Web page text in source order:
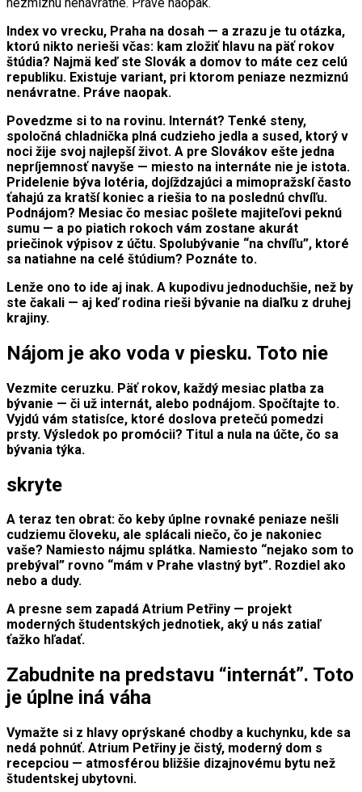
Index vo vrecku, Praha na dosah — a zrazu je tu otázka,
ktorú nikto nerieši včas: kam zložiť hlavu na päť rokov
štúdia? Najmä keď ste Slovák a domov to máte cez celú
republiku. Existuje variant, pri ktorom peniaze nezmiznú
nenávratne. Práve naopak.
Povedzme si to na rovinu. Internát? Tenké steny,
spoločná chladnička plná cudzieho jedla a sused, ktorý v
noci žije svoj najlepší život. A pre Slovákov ešte jedna
nepríjemnosť navyše — miesto na internáte nie je istota.
Pridelenie býva lotéria, dojíždzajúci a mimopražskí často
ťahajú za kratší koniec a riešia to na poslednú chvíľu.
Podnájom? Mesiac čo mesiac pošlete majiteľovi peknú
sumu — a po piatich rokoch vám zostane akurát
priečinok výpisov z účtu. Spolubývanie “na chvíľu”, ktoré
sa natiahne na celé štúdium? Poznáte to.
Lenže ono to ide aj inak. A kupodivu jednoduchšie, než by
ste čakali — aj keď rodina rieši bývanie na diaľku z druhej
krajiny.
Nájom je ako voda v piesku. Toto nie
Vezmite ceruzku. Päť rokov, každý mesiac platba za
bývanie — či už internát, alebo podnájom. Spočítajte to.
Vyjdú vám statisíce, ktoré doslova pretečú pomedzi
prsty. Výsledok po promócii? Titul a nula na účte, čo sa
bývania týka.
skryte
A teraz ten obrat: čo keby úplne rovnaké peniaze nešli
cudziemu človeku, ale splácali niečo, čo je nakoniec
vaše? Namiesto nájmu splátka. Namiesto “nejako som to
prebýval” rovno “mám v Prahe vlastný byt”. Rozdiel ako
nebo a dudy.
A presne sem zapadá Atrium Petřiny — projekt
moderných študentských jednotiek, aký u nás zatiaľ
ťažko hľadať.
Zabudnite na predstavu “internát”. Toto
je úplne iná váha
Vymažte si z hlavy oprýskané chodby a kuchynku, kde sa
nedá pohnúť. Atrium Petřiny je čistý, moderný dom s
recepciou — atmosférou bližšie dizajnovému bytu než
študentskej ubytovni.